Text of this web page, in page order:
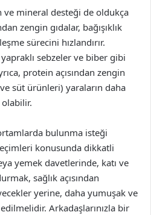
mineral desteği de oldukça
zengin gıdalar, bağışıklık
sürecini hızlandırır.
sebzeler ve biber gibi
protein açısından zengin
süt ürünleri) yaraların daha
olabilir.
bulunma isteği
konusunda dikkatli
yemek davetlerinde, katı ve
sağlık açısından
yerine, daha yumuşak ve
Arkadaşlarınızla bir